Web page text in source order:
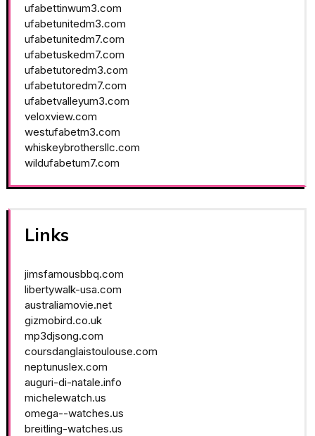
ufabettinwum3.com
ufabetunitedm3.com
ufabetunitedm7.com
ufabetuskedm7.com
ufabetutoredm3.com
ufabetutoredm7.com
ufabetvalleyum3.com
veloxview.com
westufabetm3.com
whiskeybrothersllc.com
wildufabetum7.com
Links
jimsfamousbbq.com
libertywalk-usa.com
australiamovie.net
gizmobird.co.uk
mp3djsong.com
coursdanglaistoulouse.com
neptunuslex.com
auguri-di-natale.info
michelewatch.us
omega--watches.us
breitling-watches.us